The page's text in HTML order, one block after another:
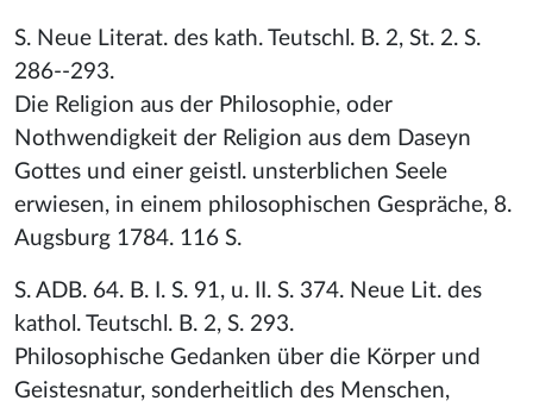
S. Neue Literat. des kath. Teutschl. B. 2, St. 2. S.
286--293.
Die Religion aus der Philosophie, oder
Nothwendigkeit der Religion aus dem Daseyn
Gottes und einer geistl. unsterblichen Seele
erwiesen, in einem philosophischen Gespräche, 8.
Augsburg 1784. 116 S.
S. ADB. 64. B. I. S. 91, u. II. S. 374. Neue Lit. des
kathol. Teutschl. B. 2, S. 293.
Philosophische Gedanken über die Körper und
Geistesnatur, sonderheitlich des Menschen,